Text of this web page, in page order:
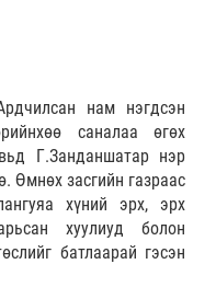
нам нэгдсэн
саналаа өгөх
Г.Занданшатар нэр
Өмнөх засгийн газраас
хүний эрх, эрх
хуулиуд болон
батлаарай гэсэн